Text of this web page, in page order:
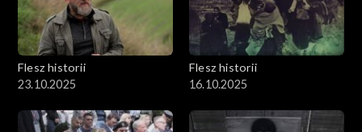
Flesz historii
23.10.2025
Flesz historii
16.10.2025